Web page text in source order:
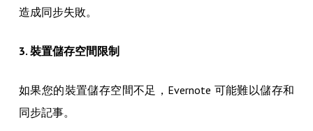
造成同步失敗。
3. 裝置儲存空間限制
如果您的裝置儲存空間不足，Evernote 可能難以儲存和
同步記事。